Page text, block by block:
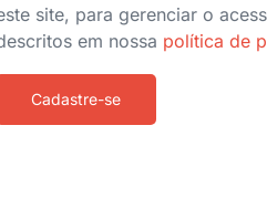
site, para gerenciar o
em nossa política de
Cadastre-se